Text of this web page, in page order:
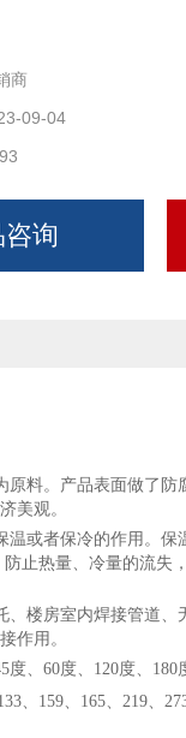
商
09-04
询
料。产品表面做了
美观。
或者保冷的作用。
止热量、冷量的流失
楼房室内焊接管道、
作用。
、60度、120度、180
、159、165、219、